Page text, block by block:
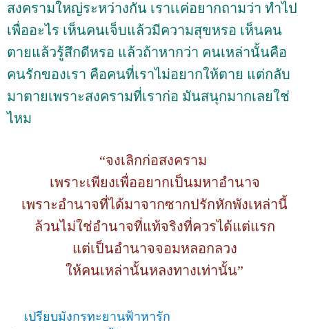
สงครามใหญ่ระหว่างกัน เราเเค่อยากถามว่า ทำไป
เพื่ออะไร เห็นคนเจ็บแล้วมีความสุขหรอ เห็นคน
ตายแล้วรู้สึกดีหรอ แล้วถ้าหากว่า คนเหล่านั้นคือ
คนรักของเรา คือคนที่เราไม่อยากให้ตาย แต่กลับ
มาตายเพราะสงครามที่เราก่อ มันสนุกมากเลยใช่
ไหม
“จงเลิกก่อสงคราม
เพราะเพียงเพื่ออยากเป็นมหาอำนาจ
เพราะอำนาจที่ได้มาจากซากปรักหักพังเหล่านี้
ล้วนไม่ใช่อำนาจที่แท้จริงที่ควรได้แต่แรก
แต่เป็นอำนาจจอมหลอกลวง
ให้คนเหล่านั้นหลงทางเท่านั้น”
เปรียบมังกรทะยานฟ้าหารัก